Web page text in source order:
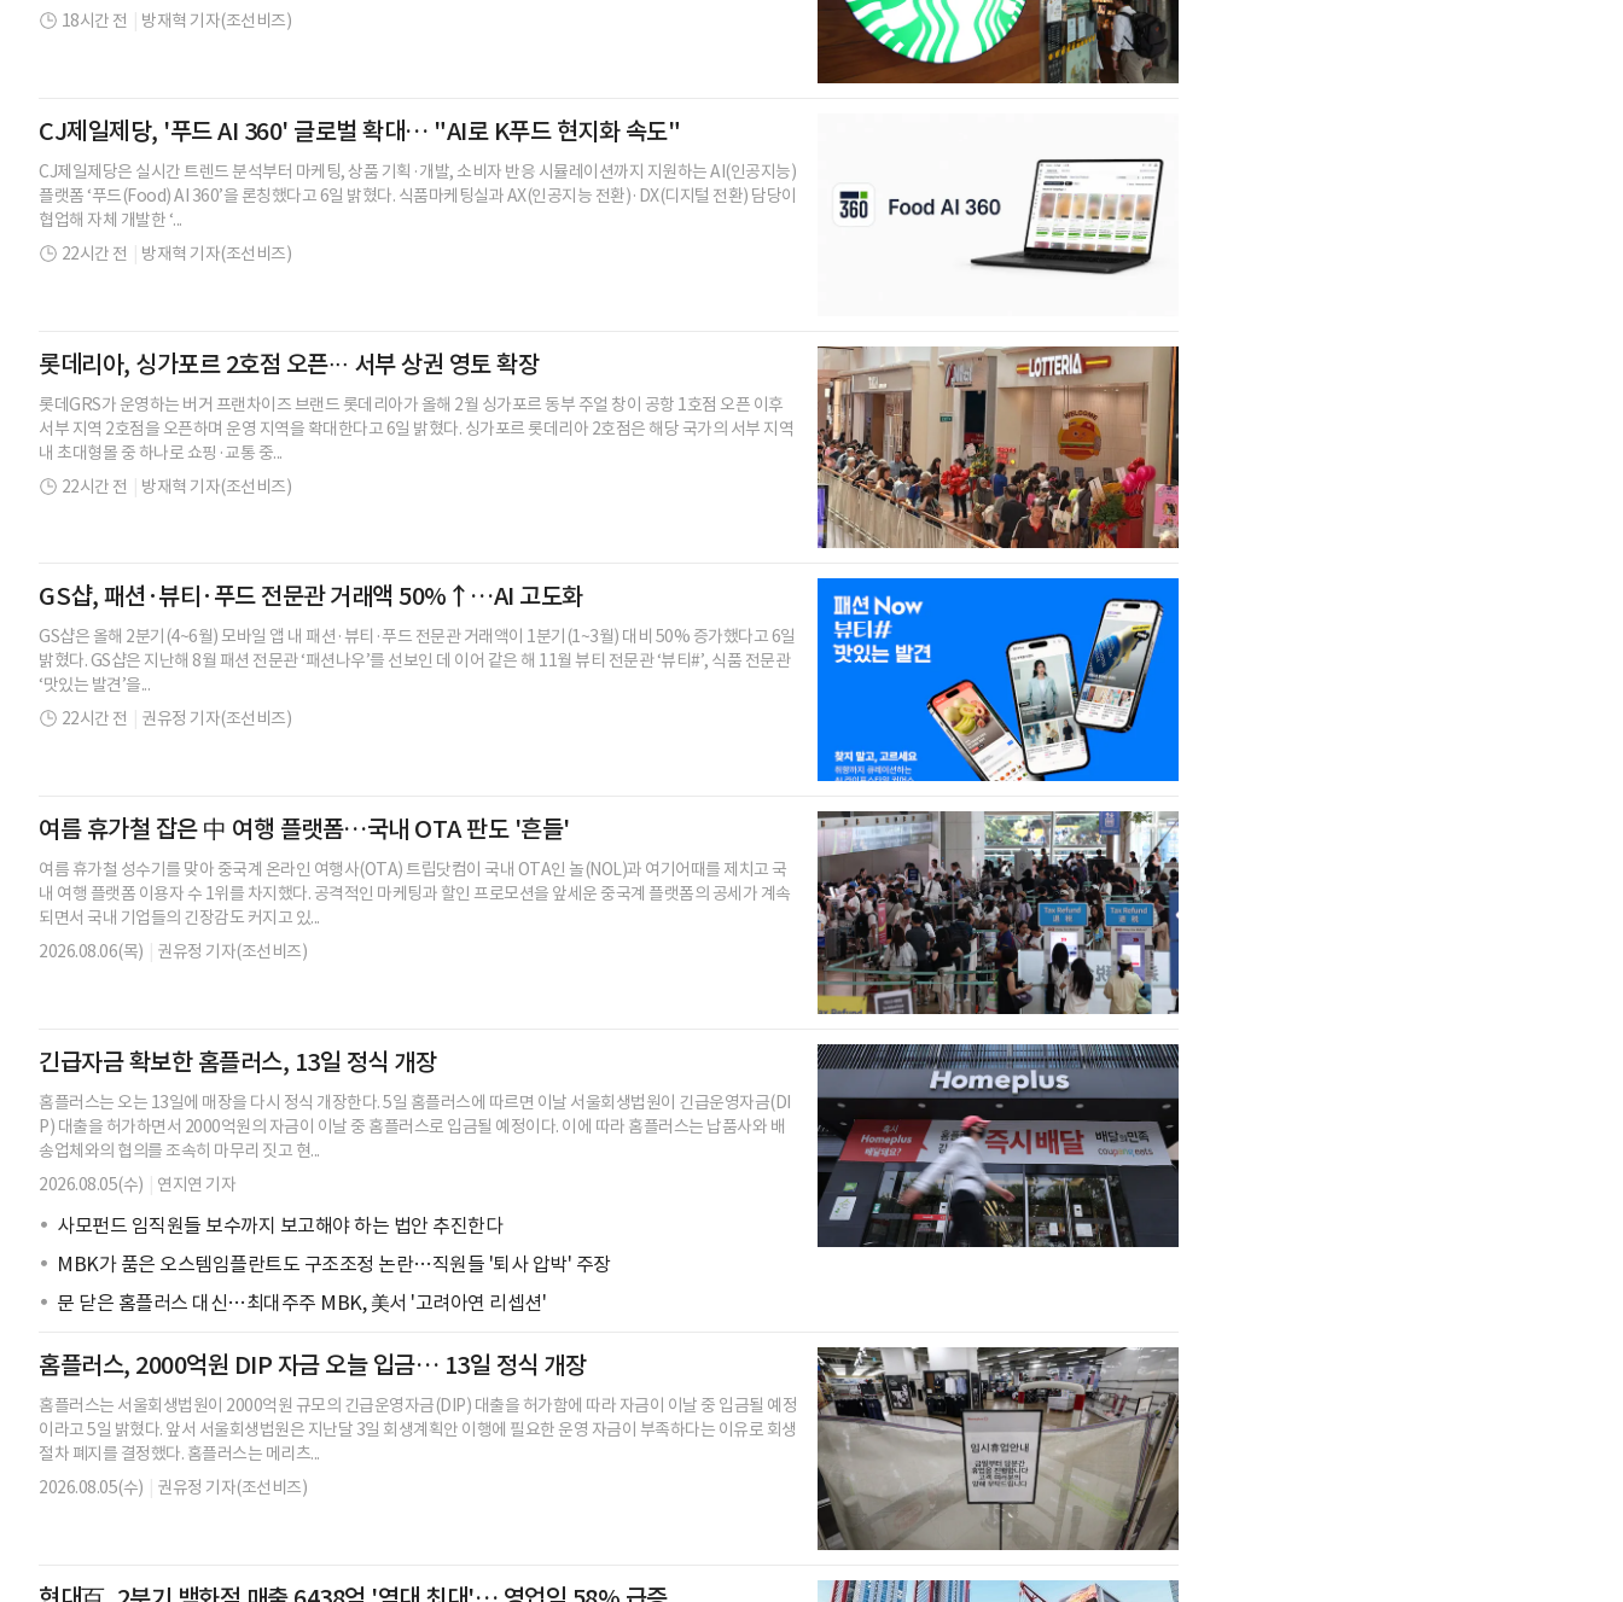
18시간 전
방재혁 기자(조선비즈)
CJ제일제당, '푸드 AI 360' 글로벌 확대… "AI로 K푸드 현지화 속도"
CJ제일제당은 실시간 트렌드 분석부터 마케팅, 상품 기획·개발, 소비자 반응 시뮬레이션까지 지원하는 AI(인공지능)
플랫폼 ‘푸드(Food) AI 360’을 론칭했다고 6일 밝혔다. 식품마케팅실과 AX(인공지능 전환)·DX(디지털 전환) 담당이
협업해 자체 개발한 ‘...
22시간 전
방재혁 기자(조선비즈)
롯데리아, 싱가포르 2호점 오픈∙∙∙ 서부 상권 영토 확장
롯데GRS가 운영하는 버거 프랜차이즈 브랜드 롯데리아가 올해 2월 싱가포르 동부 주얼 창이 공항 1호점 오픈 이후
서부 지역 2호점을 오픈하며 운영 지역을 확대한다고 6일 밝혔다. 싱가포르 롯데리아 2호점은 해당 국가의 서부 지역
내 초대형몰 중 하나로 쇼핑·교통 중...
22시간 전
방재혁 기자(조선비즈)
GS샵, 패션·뷰티·푸드 전문관 거래액 50%↑…AI 고도화
GS샵은 올해 2분기(4~6월) 모바일 앱 내 패션·뷰티·푸드 전문관 거래액이 1분기(1~3월) 대비 50% 증가했다고 6일
밝혔다. GS샵은 지난해 8월 패션 전문관 ‘패션나우’를 선보인 데 이어 같은 해 11월 뷰티 전문관 ‘뷰티#’, 식품 전문관
‘맛있는 발견’을...
22시간 전
권유정 기자(조선비즈)
여름 휴가철 잡은 中 여행 플랫폼…국내 OTA 판도 '흔들'
여름 휴가철 성수기를 맞아 중국계 온라인 여행사(OTA) 트립닷컴이 국내 OTA인 놀(NOL)과 여기어때를 제치고 국
내 여행 플랫폼 이용자 수 1위를 차지했다. 공격적인 마케팅과 할인 프로모션을 앞세운 중국계 플랫폼의 공세가 계속
되면서 국내 기업들의 긴장감도 커지고 있...
2026.08.06(목)
권유정 기자(조선비즈)
긴급자금 확보한 홈플러스, 13일 정식 개장
홈플러스는 오는 13일에 매장을 다시 정식 개장한다. 5일 홈플러스에 따르면 이날 서울회생법원이 긴급운영자금(DI
P) 대출을 허가하면서 2000억원의 자금이 이날 중 홈플러스로 입금될 예정이다. 이에 따라 홈플러스는 납품사와 배
송업체와의 협의를 조속히 마무리 짓고 현...
2026.08.05(수)
연지연 기자
사모펀드 임직원들 보수까지 보고해야 하는 법안 추진한다
MBK가 품은 오스템임플란트도 구조조정 논란…직원들 '퇴사 압박' 주장
문 닫은 홈플러스 대신…최대주주 MBK, 美서 '고려아연 리셉션'
홈플러스, 2000억원 DIP 자금 오늘 입금… 13일 정식 개장
홈플러스는 서울회생법원이 2000억원 규모의 긴급운영자금(DIP) 대출을 허가함에 따라 자금이 이날 중 입금될 예정
이라고 5일 밝혔다. 앞서 서울회생법원은 지난달 3일 회생계획안 이행에 필요한 운영 자금이 부족하다는 이유로 회생
절차 폐지를 결정했다. 홈플러스는 메리츠...
2026.08.05(수)
권유정 기자(조선비즈)